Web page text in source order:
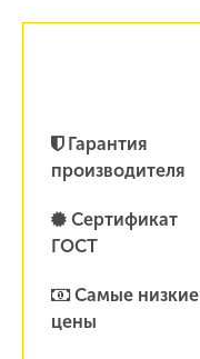
Гарантия
производителя
Сертификат
ГОСТ
Самые низкие
цены